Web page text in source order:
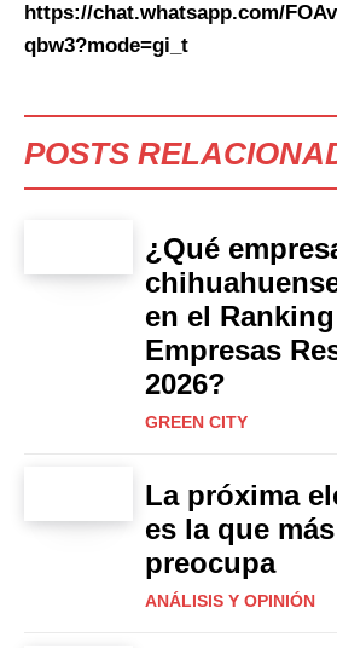
https://chat.whatsapp.com/
qbw3?mode=gi_t
POSTS
¿Qué
en el
Empresas
2026?
GREEN CITY
La próxima
es la que
preocupa
ANÁLISIS Y OPINIÓN